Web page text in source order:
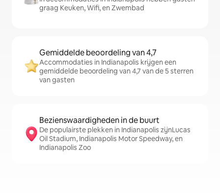
graag Keuken, Wifi, en Zwembad
Gemiddelde beoordeling van 4,7
Accommodaties in Indianapolis krijgen een
gemiddelde beoordeling van 4,7 van de 5 sterren
van gasten
Bezienswaardigheden in de buurt
De populairste plekken in Indianapolis zijnLucas
Oil Stadium, Indianapolis Motor Speedway, en
Indianapolis Zoo